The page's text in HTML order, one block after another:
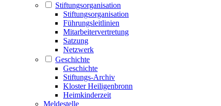
Stiftungsorganisation
Stiftungsorganisation
Führungsleitlinien
Mitarbeitervertretung
Satzung
Netzwerk
Geschichte
Geschichte
Stiftungs-Archiv
Kloster Heiligenbronn
Heimkinderzeit
Meldestelle